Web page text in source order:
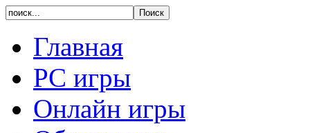
Главная
PC игры
Онлайн игры